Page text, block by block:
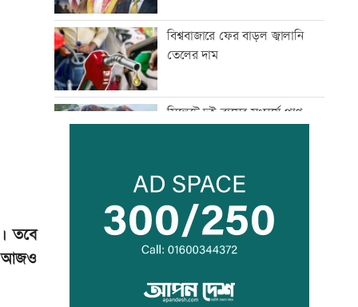
তবে
আজও
বিশ্ববাজারে ফের বাড়ল জ্বালানি
তেলের দাম
সিলেটে দুই বাসের সংঘর্ষে প্রাণ
দুপুরের মধ্যে ঝোড়ো হাওয়াসহ
বজ্রবৃষ্টি হতে পারে যেসব অঞ্চলে
বদলি